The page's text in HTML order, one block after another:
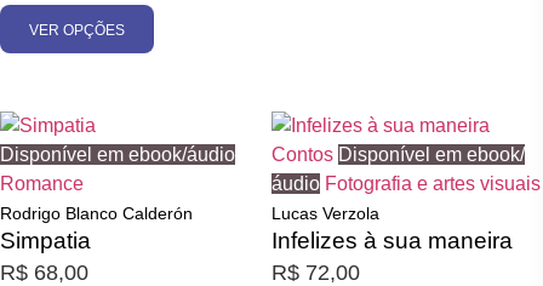
VER OPÇÕES
Disponível em ebook/áudio
Romance
Rodrigo Blanco Calderón
Simpatia
R$ 68,00
Contos Disponível em ebook/
áudio Fotografia e artes visuais
Lucas Verzola
Infelizes à sua maneira
R$ 72,00